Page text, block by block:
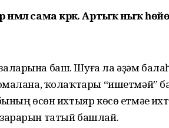
нәмәлә сама кәрәк. Артыҡ ныҡ
баш. Шуға ла әҙәм
ҡолаҡтары “ишетмәй”
бының өсөн ихтыяр көсө етмәүе
зарарын татый башлай.